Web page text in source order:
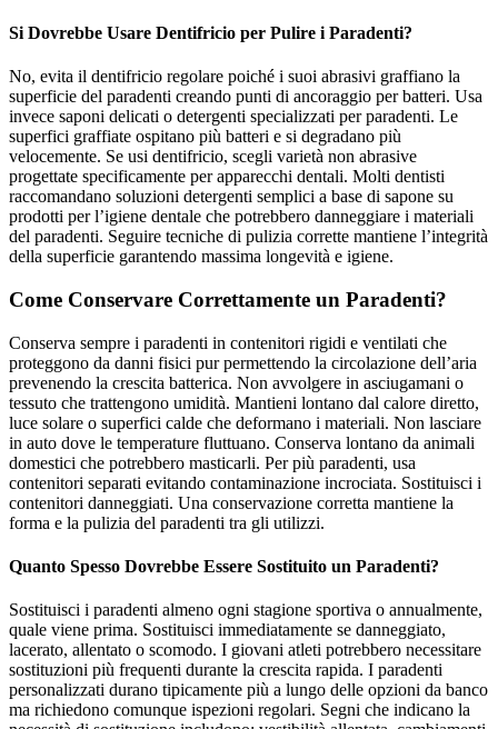
Si Dovrebbe Usare Dentifricio per Pulire i Paradenti?
No, evita il dentifricio regolare poiché i suoi abrasivi graffiano la
superficie del paradenti creando punti di ancoraggio per batteri. Usa
invece saponi delicati o detergenti specializzati per paradenti. Le
superfici graffiate ospitano più batteri e si degradano più
velocemente. Se usi dentifricio, scegli varietà non abrasive
progettate specificamente per apparecchi dentali. Molti dentisti
raccomandano soluzioni detergenti semplici a base di sapone su
prodotti per l’igiene dentale che potrebbero danneggiare i materiali
del paradenti. Seguire tecniche di pulizia corrette mantiene l’integrità
della superficie garantendo massima longevità e igiene.
Come Conservare Correttamente un Paradenti?
Conserva sempre i paradenti in contenitori rigidi e ventilati che
proteggono da danni fisici pur permettendo la circolazione dell’aria
prevenendo la crescita batterica. Non avvolgere in asciugamani o
tessuto che trattengono umidità. Mantieni lontano dal calore diretto,
luce solare o superfici calde che deformano i materiali. Non lasciare
in auto dove le temperature fluttuano. Conserva lontano da animali
domestici che potrebbero masticarli. Per più paradenti, usa
contenitori separati evitando contaminazione incrociata. Sostituisci i
contenitori danneggiati. Una conservazione corretta mantiene la
forma e la pulizia del paradenti tra gli utilizzi.
Quanto Spesso Dovrebbe Essere Sostituito un Paradenti?
Sostituisci i paradenti almeno ogni stagione sportiva o annualmente,
quale viene prima. Sostituisci immediatamente se danneggiato,
lacerato, allentato o scomodo. I giovani atleti potrebbero necessitare
sostituzioni più frequenti durante la crescita rapida. I paradenti
personalizzati durano tipicamente più a lungo delle opzioni da banco
ma richiedono comunque ispezioni regolari. Segni che indicano la